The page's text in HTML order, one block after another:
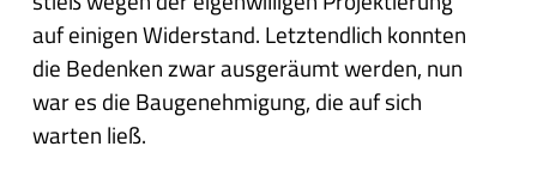
auf einigen Widerstand. Letztendlich konnten
die Bedenken zwar ausgeräumt werden, nun
war es die Baugenehmigung, die auf sich
warten ließ.